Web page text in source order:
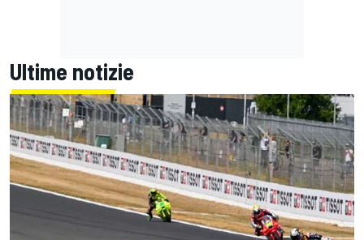
Ultime notizie